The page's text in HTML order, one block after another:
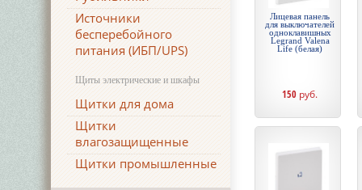
Источники
бесперебойного
питания (ИБП/UPS)
Щиты электрические и шкафы
Щитки для дома
Щитки
влагозащищенные
Щитки промышленные
Лицевая панель
для выключателей
одноклавишных
Legrand Valena
Life (белая)
150 руб.